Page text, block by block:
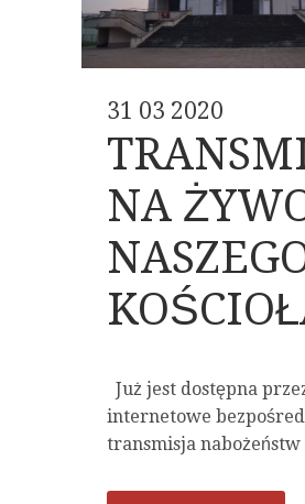
31 03 2020
NA
Już jest dostępna
internetowe
transmisja nabożeństw